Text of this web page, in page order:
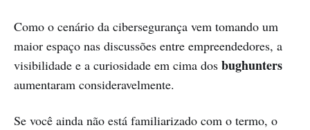
Como o cenário da cibersegurança vem tomando um
maior espaço nas discussões entre empreendedores, a
visibilidade e a curiosidade em cima dos bughunters
aumentaram consideravelmente.
Se você ainda não está familiarizado com o termo, o